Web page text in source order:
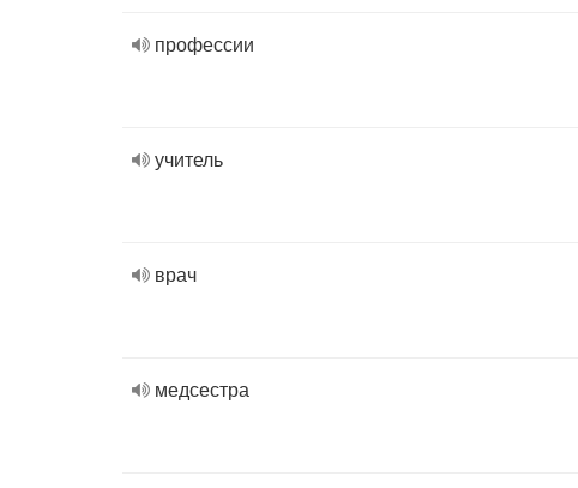
профессии
учитель
врач
медсестра